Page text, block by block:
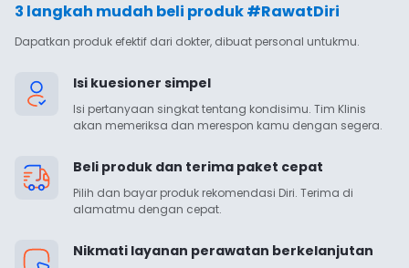
3 langkah mudah beli produk #RawatDiri
Dapatkan produk efektif dari dokter, dibuat personal untukmu.
Isi kuesioner simpel
Isi pertanyaan singkat tentang kondisimu. Tim Klinis
akan memeriksa dan merespon kamu dengan segera.
Beli produk dan terima paket cepat
Pilih dan bayar produk rekomendasi Diri. Terima di
alamatmu dengan cepat.
Nikmati layanan perawatan berkelanjutan